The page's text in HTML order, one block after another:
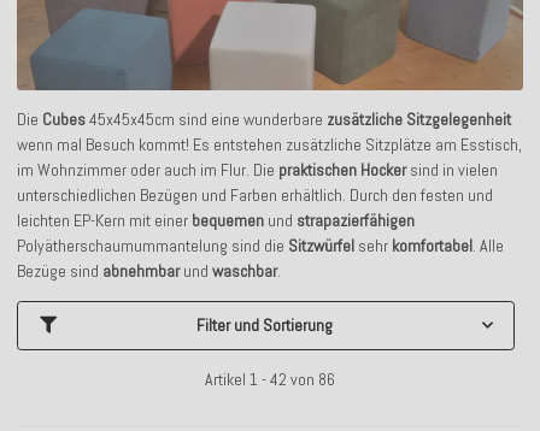
Die Cubes45x45x45cm sind eine wunderbare zusätzliche Sitzgelegenheit
wenn mal Besuch kommt! Es entstehen zusätzliche Sitzplätze am Esstisch,
im Wohnzimmer oder auch im Flur. Die praktischen Hockersind in vielen
unterschiedlichen Bezügen und Farben erhältlich. Durch den festen und
leichten EP-Kern mit einer bequemen und strapazierfähigen
Polyätherschaumummantelung sind die Sitzwürfel sehr komfortabel. Alle
Bezüge sind abnehmbarund waschbar.
Filter und Sortierung
Artikel 1 - 42 von 86